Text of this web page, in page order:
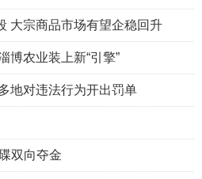
大宗商品市场有望企稳回升
博农业装上新“引擎”
地对违法行为开出罚单
双向夺金